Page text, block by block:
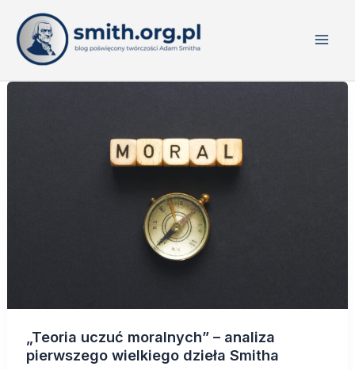
Przejdź
treści
„Teoria uczuć moralnych” – analiza
pierwszego wielkiego dzieła Smitha